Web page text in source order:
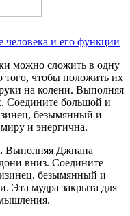
человека и его функции
можно сложить в одну
того, чтобы положить их
на колени. Выполняя
Соедините большой и
безымянный и
и энергична.
Выполняя Джнана
вниз. Соедините
безымянный и
Эта мудра закрыта для